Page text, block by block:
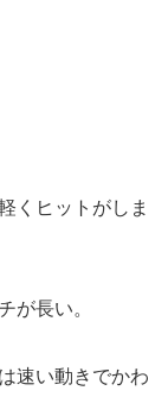
くヒットがしま
が長い。
速い動きでかわ